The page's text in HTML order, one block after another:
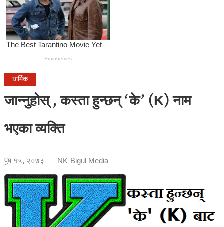
धार्मिक
जान्नुुहोस् , कस्ता हुन्छन् ‘के’ (K) नाम
भएका व्यक्ति
पुष १५, २०७३ NK-Bigul Media